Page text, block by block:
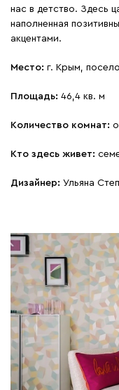
нас в детство. Здесь
наполненная
акцентами.
Место: г. Крым,
Площадь: 46,4 кв. м
Количество комнат:
Кто здесь живет:
Дизайнер: Ульяна